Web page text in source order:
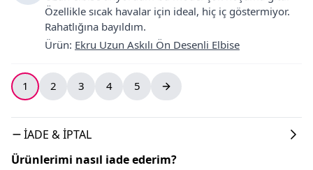
Özellikle sıcak havalar için ideal, hiç iç göstermiyor.
Rahatlığına bayıldım.
Ürün: Ekru Uzun Askılı Ön Desenli Elbise
1 2 3 4 5
İADE & İPTAL
Ürünlerimi nasıl iade ederim?